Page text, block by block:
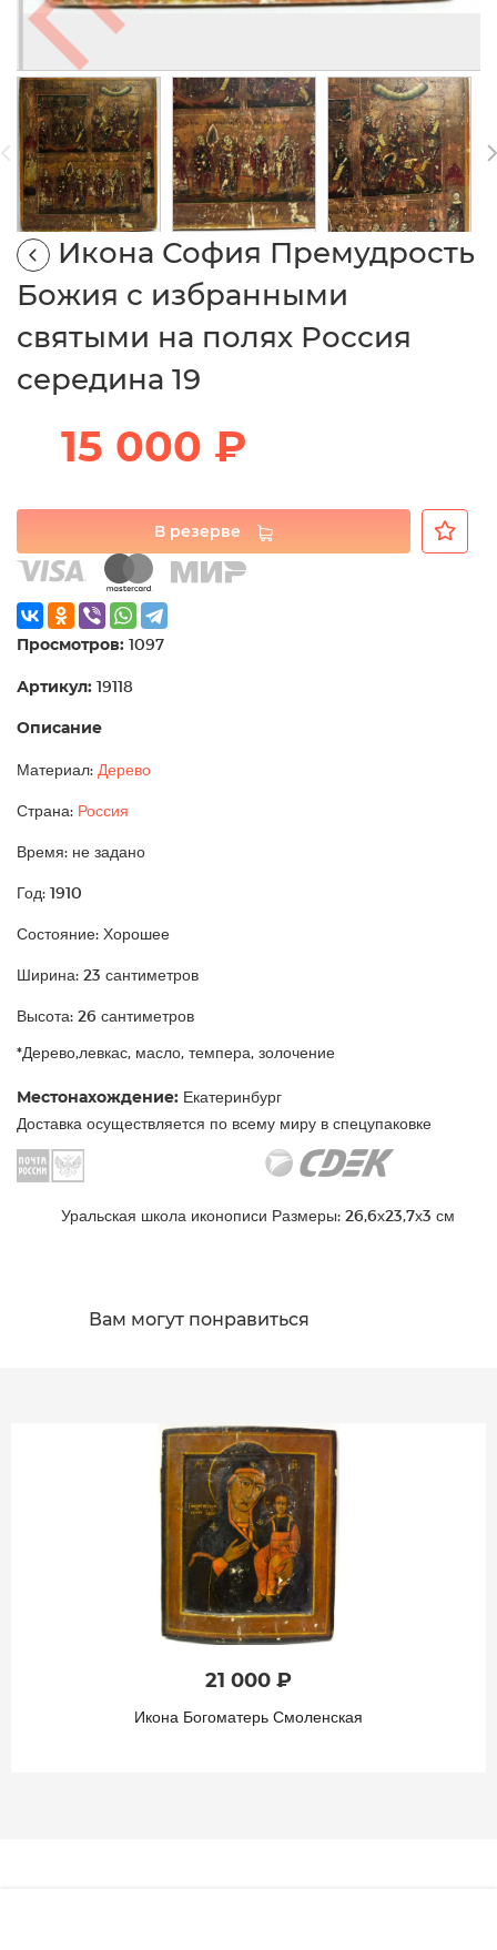
Икона София Премудрость
Божия с избранными
святыми на полях Россия
середина 19
15 000 ₽
В резерве
Просмотров: 1097
Артикул: 19118
Описание
Материал: Дерево
Страна: Россия
Время: не задано
Год: 1910
Состояние: Хорошее
Ширина: 23 сантиметров
Высота: 26 сантиметров
*Дерево,левкас, масло, темпера, золочение
Местонахождение: Екатеринбург
Доставка осуществляется по всему миру в спецупаковке
Уральская школа иконописи Размеры: 26,6х23,7х3 см
Вам могут понравиться
21 000 ₽
Икона Богоматерь Смоленская